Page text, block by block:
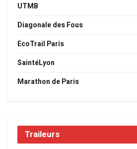
UTMB
Diagonale des Fous
EcoTrail Paris
SaintéLyon
Marathon de Paris
Traileurs